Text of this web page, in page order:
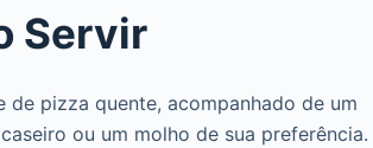
Servir
de pizza quente, acompanhado de um
ou um molho de sua preferência.